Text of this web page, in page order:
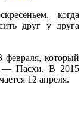
когда
друг у друга
февраля, который
— Пасхи. В 2015
12 апреля.